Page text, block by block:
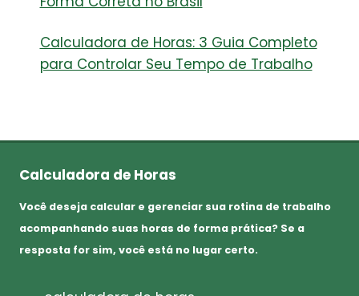
Calculadora de Horas: 3 Guia Completo
para Controlar Seu Tempo de Trabalho
Calculadora de Horas
Você deseja calcular e gerenciar sua rotina de trabalho
acompanhando suas horas de forma prática? Se a
resposta for sim, você está no lugar certo.